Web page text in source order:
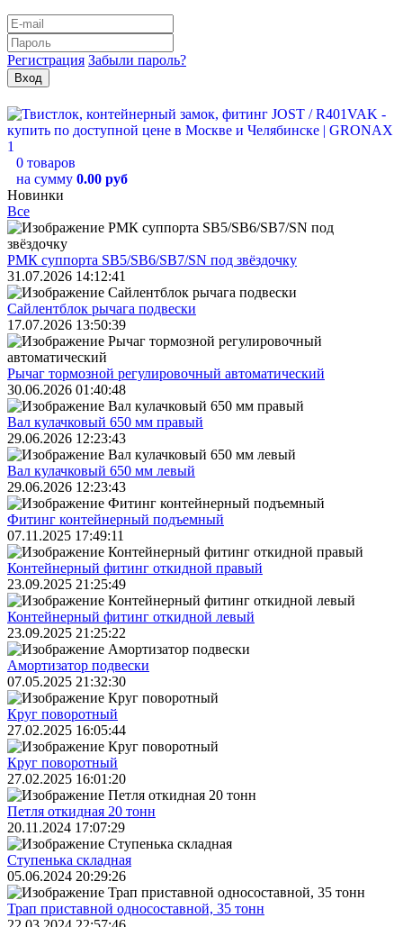
Регистрация Забыли пароль?
0 товаров
на сумму 0.00 руб
Новинки
Все
РМК суппорта SB5/SB6/SB7/SN под звёздочку
31.07.2026 14:12:41
Сайлентблок рычага подвески
17.07.2026 13:50:39
Рычаг тормозной регулировочный автоматический
30.06.2026 01:40:48
Вал кулачковый 650 мм правый
29.06.2026 12:23:43
Вал кулачковый 650 мм левый
29.06.2026 12:23:43
Фитинг контейнерный подъемный
07.11.2025 17:49:11
Контейнерный фитинг откидной правый
23.09.2025 21:25:49
Контейнерный фитинг откидной левый
23.09.2025 21:25:22
Амортизатор подвески
07.05.2025 21:32:30
Круг поворотный
27.02.2025 16:05:44
Круг поворотный
27.02.2025 16:01:20
Петля откидная 20 тонн
20.11.2024 17:07:29
Ступенька складная
05.06.2024 20:29:26
Трап приставной односоставной, 35 тонн